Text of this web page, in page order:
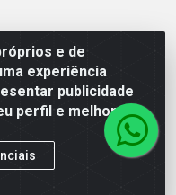
e de
experiência
publicidade
perfil e melhorar a
dos Casa, 4585 – São
09.840-000 - CNPJ
41